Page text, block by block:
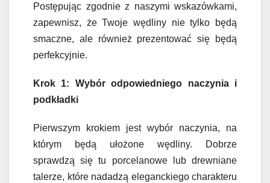
Postępując zgodnie z naszymi wskazówkami,
zapewnisz, że Twoje wędliny nie tylko będą
smaczne, ale również prezentować się będą
perfekcyjnie.
Krok 1: Wybór odpowiedniego naczynia i
podkładki
Pierwszym krokiem jest wybór naczynia, na
którym będą ułożone wędliny. Dobrze
sprawdzą się tu porcelanowe lub drewniane
talerze, które nadadzą eleganckiego charakteru